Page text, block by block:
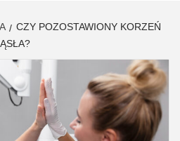
CZY POZOSTAWIONY KORZEŃ